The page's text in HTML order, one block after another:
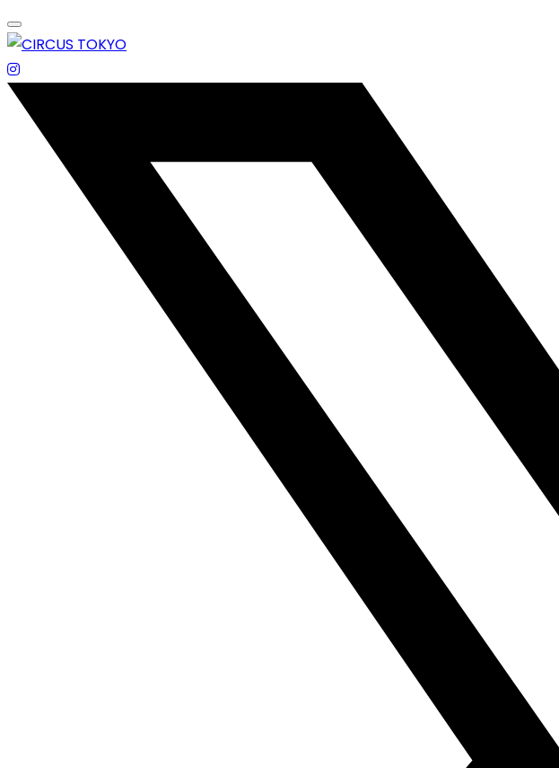
Skip
to
content
エンターテイメントスペース